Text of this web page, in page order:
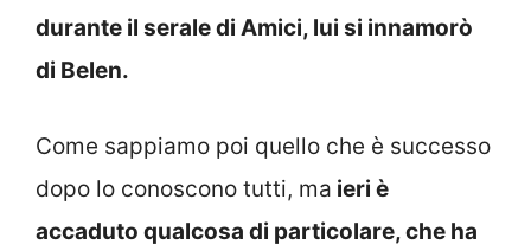
durante il serale di Amici, lui si innamorò
di Belen.
Come sappiamo poi quello che è successo
dopo lo conoscono tutti, ma ieri è
accaduto qualcosa di particolare, che ha